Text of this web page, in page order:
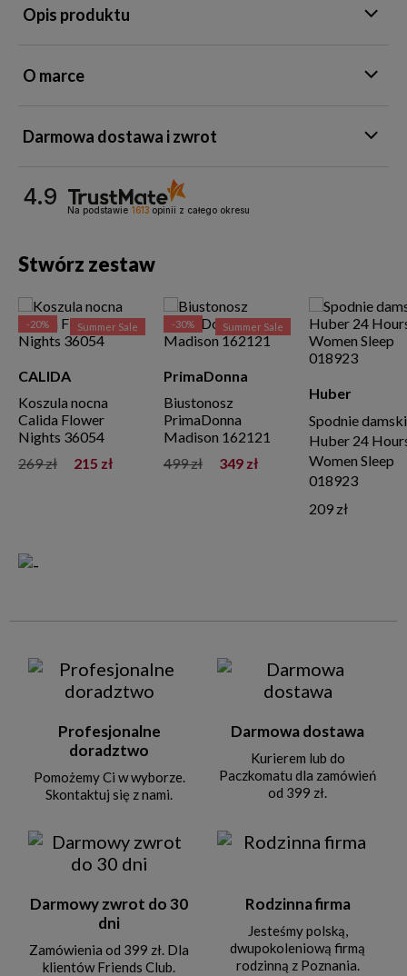
Opis produktu
O marce
Darmowa dostawa i zwrot
4.9
Na podstawie 1613 opinii z całego okresu
Stwórz zestaw
-20% Summer Sale
CALIDA
Koszula nocna
Calida Flower
Nights 36054
269 zł
215 zł
-30% Summer Sale
PrimaDonna
Biustonosz
PrimaDonna
Madison 162121
499 zł
349 zł
Huber
Spodnie
Huber 24
Women Sleep
018923
209 zł
Profesjonalne
doradztwo
Pomożemy Ci w wyborze.
Skontaktuj się z nami.
Darmowa dostawa
Kurierem lub do
Paczkomatu dla zamówień
od 399 zł.
Darmowy zwrot do 30
dni
Zamówienia od 399 zł. Dla
klientów Friends Club.
Rodzinna firma
Jesteśmy polską,
dwupokoleniową firmą
rodzinną z Poznania.